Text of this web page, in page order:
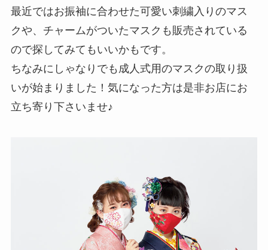
最近ではお振袖に合わせた可愛い刺繍入りのマス
クや、チャームがついたマスクも販売されている
ので探してみてもいいかもです。
ちなみにしゃなりでも成人式用のマスクの取り扱
いが始まりました！気になった方は是非お店にお
立ち寄り下さいませ♪